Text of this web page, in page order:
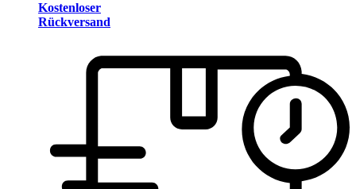
Kostenloser
Rückversand